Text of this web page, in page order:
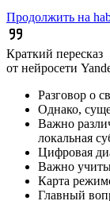
Продолжить на
Краткий пересказ
от нейросети
Разговор о
Однако,
Важно
локальная
Цифровая
Важно
Карта
Главный